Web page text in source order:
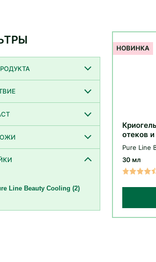
Line Beauty Cooling (2)
отеков
алоэ
Pure Line
30 мл